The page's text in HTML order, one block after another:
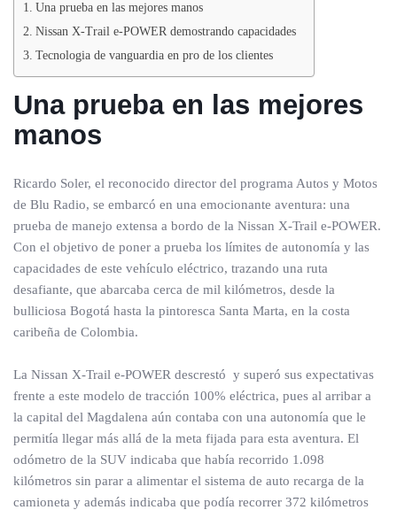
Una prueba en las mejores manos
Nissan X-Trail e-POWER demostrando capacidades
Tecnologia de vanguardia en pro de los clientes
Una prueba en las mejores
manos
Ricardo Soler, el reconocido director del programa Autos y Motos
de Blu Radio, se embarcó en una emocionante aventura: una
prueba de manejo extensa a bordo de la Nissan X-Trail e-POWER.
Con el objetivo de poner a prueba los límites de autonomía y las
capacidades de este vehículo eléctrico, trazando una ruta
desafiante, que abarcaba cerca de mil kilómetros, desde la
bulliciosa Bogotá hasta la pintoresca Santa Marta, en la costa
caribeña de Colombia.
La Nissan X-Trail e-POWER descrestó y superó sus expectativas
frente a este modelo de tracción 100% eléctrica, pues al arribar a
la capital del Magdalena aún contaba con una autonomía que le
permitía llegar más allá de la meta fijada para esta aventura. El
odómetro de la SUV indicaba que había recorrido 1.098
kilómetros sin parar a alimentar el sistema de auto recarga de la
camioneta y además indicaba que podía recorrer 372 kilómetros